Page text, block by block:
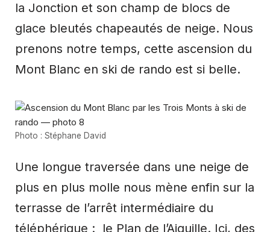
la Jonction et son champ de blocs de
glace bleutés chapeautés de neige. Nous
prenons notre temps, cette ascension du
Mont Blanc en ski de rando est si belle.
Photo : Stéphane David
Une longue traversée dans une neige de
plus en plus molle nous mène enfin sur la
terrasse de l’arrêt intermédiaire du
téléphérique : le Plan de l’Aiguille. Ici, des